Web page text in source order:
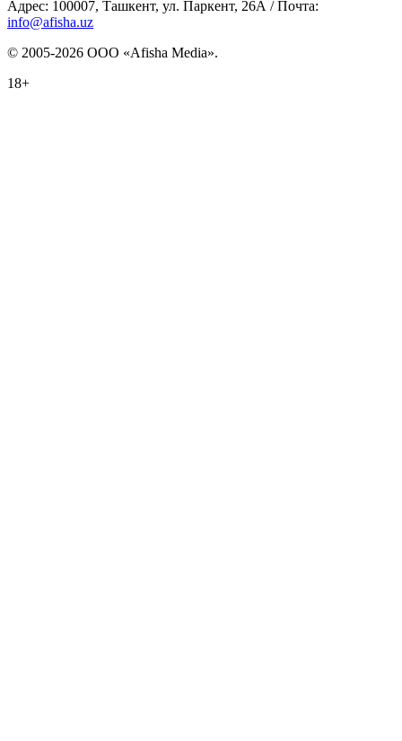
Адрес: 100007, Ташкент, ул. Паркент, 26А / Почта:
info@afisha.uz
© 2005-2026 ООО «Afisha Media».
18+